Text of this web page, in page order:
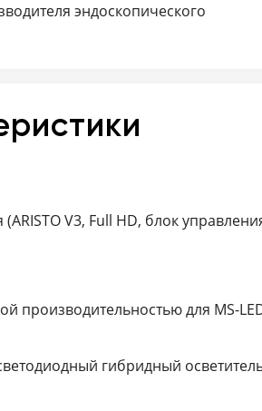
эндоскопического
V3, Full HD, блок
производительностью для MS-
гибридный